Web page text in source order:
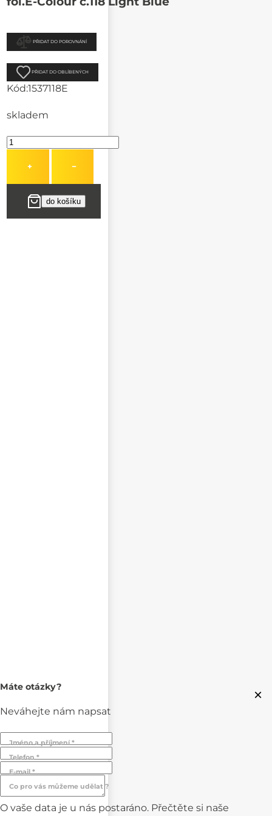
PŘIDAT DO POROVNÁNÍ
PŘIDAT DO OBLÍBENÝCH
Kód:1537118E
skladem
+ −
×
Máte otázky?
Neváhejte nám napsat
Jméno a příjmení *
Telefon *
E-mail *
Co pro vás můžeme udělat ?
O vaše data je u nás postaráno. Přečtěte si naše